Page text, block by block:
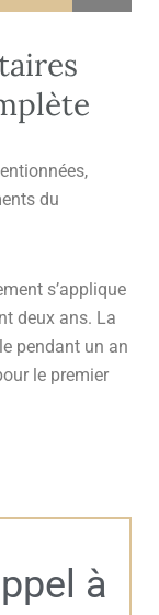
du
s’applique
deux ans. La
pendant un an
le premier
à